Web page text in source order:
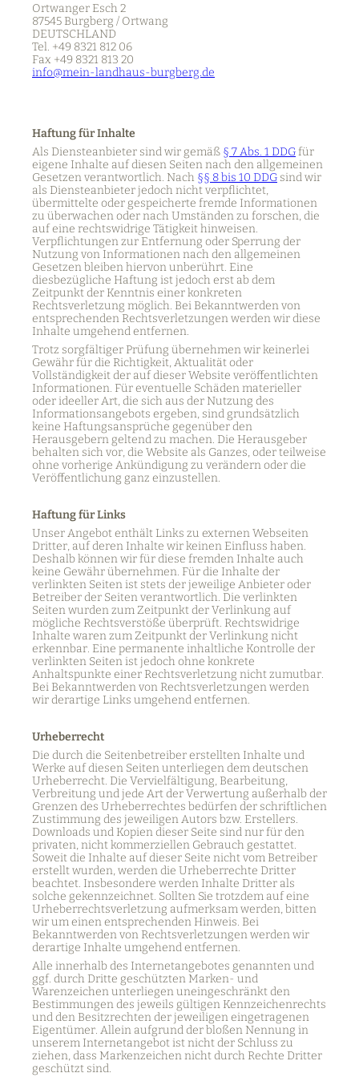
Ortwanger Esch 2
87545 Burgberg / Ortwang
DEUTSCHLAND
Tel. +49 8321 812 06
Fax +49 8321 813 20
info@mein-landhaus-burgberg.de
Haftung für Inhalte
Als Diensteanbieter sind wir gemäß § 7 Abs. 1 DDGfür
eigene Inhalte auf diesen Seiten nach den allgemeinen
Gesetzen verantwortlich. Nach §§ 8 bis 10 DDG sind wir
als Diensteanbieter jedoch nicht verpflichtet,
übermittelte oder gespeicherte fremde Informationen
zu überwachen oder nach Umständen zu forschen, die
auf eine rechtswidrige Tätigkeit hinweisen.
Verpflichtungen zur Entfernung oder Sperrung der
Nutzung von Informationen nach den allgemeinen
Gesetzen bleiben hiervon unberührt. Eine
diesbezügliche Haftung ist jedoch erst ab dem
Zeitpunkt der Kenntnis einer konkreten
Rechtsverletzung möglich. Bei Bekanntwerden von
entsprechenden Rechtsverletzungen werden wir diese
Inhalte umgehend entfernen.
Trotz sorgfältiger Prüfung übernehmen wir keinerlei
Gewähr für die Richtigkeit, Aktualität oder
Vollständigkeit der auf dieser Website veröffentlichten
Informationen. Für eventuelle Schäden materieller
oder ideeller Art, die sich aus der Nutzung des
Informationsangebots ergeben, sind grundsätzlich
keine Haftungsansprüche gegenüber den
Herausgebern geltend zu machen. Die Herausgeber
behalten sich vor, die Website als Ganzes, oder teilweise
ohne vorherige Ankündigung zu verändern oder die
Veröffentlichung ganz einzustellen.
Haftung für Links
Unser Angebot enthält Links zu externen Webseiten
Dritter, auf deren Inhalte wir keinen Einfluss haben.
Deshalb können wir für diese fremden Inhalte auch
keine Gewähr übernehmen. Für die Inhalte der
verlinkten Seiten ist stets der jeweilige Anbieter oder
Betreiber der Seiten verantwortlich. Die verlinkten
Seiten wurden zum Zeitpunkt der Verlinkung auf
mögliche Rechtsverstöße überprüft. Rechtswidrige
Inhalte waren zum Zeitpunkt der Verlinkung nicht
erkennbar. Eine permanente inhaltliche Kontrolle der
verlinkten Seiten ist jedoch ohne konkrete
Anhaltspunkte einer Rechtsverletzung nicht zumutbar.
Bei Bekanntwerden von Rechtsverletzungen werden
wir derartige Links umgehend entfernen.
Urheberrecht
Die durch die Seitenbetreiber erstellten Inhalte und
Werke auf diesen Seiten unterliegen dem deutschen
Urheberrecht. Die Vervielfältigung, Bearbeitung,
Verbreitung und jede Art der Verwertung außerhalb der
Grenzen des Urheberrechtes bedürfen der schriftlichen
Zustimmung des jeweiligen Autors bzw. Erstellers.
Downloads und Kopien dieser Seite sind nur für den
privaten, nicht kommerziellen Gebrauch gestattet.
Soweit die Inhalte auf dieser Seite nicht vom Betreiber
erstellt wurden, werden die Urheberrechte Dritter
beachtet. Insbesondere werden Inhalte Dritter als
solche gekennzeichnet. Sollten Sie trotzdem auf eine
Urheberrechtsverletzung aufmerksam werden, bitten
wir um einen entsprechenden Hinweis. Bei
Bekanntwerden von Rechtsverletzungen werden wir
derartige Inhalte umgehend entfernen.
Alle innerhalb des Internetangebotes genannten und
ggf. durch Dritte geschützten Marken- und
Warenzeichen unterliegen uneingeschränkt den
Bestimmungen des jeweils gültigen Kennzeichenrechts
und den Besitzrechten der jeweiligen eingetragenen
Eigentümer. Allein aufgrund der bloßen Nennung in
unserem Internetangebot ist nicht der Schluss zu
ziehen, dass Markenzeichen nicht durch Rechte Dritter
geschützt sind.